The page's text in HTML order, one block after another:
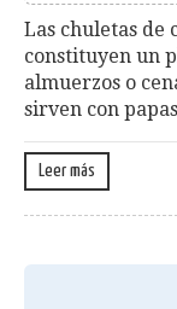
Las chuletas de
constituyen un
almuerzos o
sirven con
Leer más